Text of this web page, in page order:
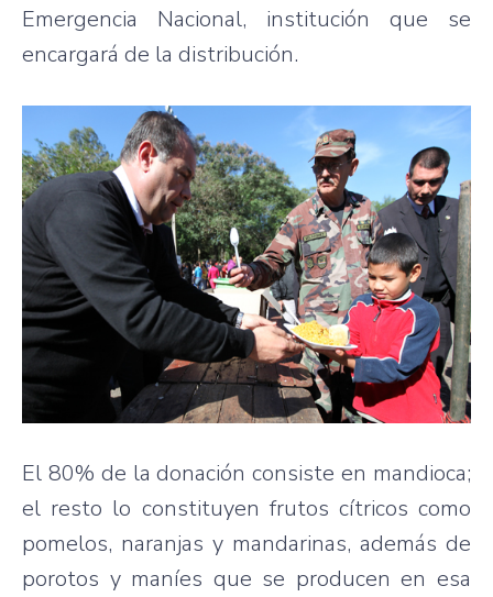
Emergencia Nacional, institución que se
encargará de la distribución.
El 80% de la donación consiste en mandioca;
el resto lo constituyen frutos cítricos como
pomelos, naranjas y mandarinas, además de
porotos y maníes que se producen en esa